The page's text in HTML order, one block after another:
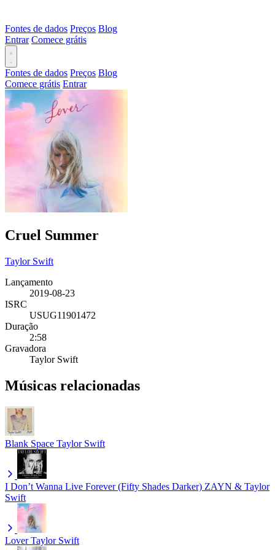
Fontes de dados Preços Blog
Entrar Comece grátis
Fontes de dados Preços Blog
Comece grátis Entrar
Cruel Summer
Taylor Swift
Lançamento
2019-08-23
ISRC
USUG11901472
Duração
2:58
Gravadora
Taylor Swift
Músicas relacionadas
Blank Space Taylor Swift
I Don’t Wanna Live Forever (Fifty Shades Darker) ZAYN & Taylor
Swift
Lover Taylor Swift